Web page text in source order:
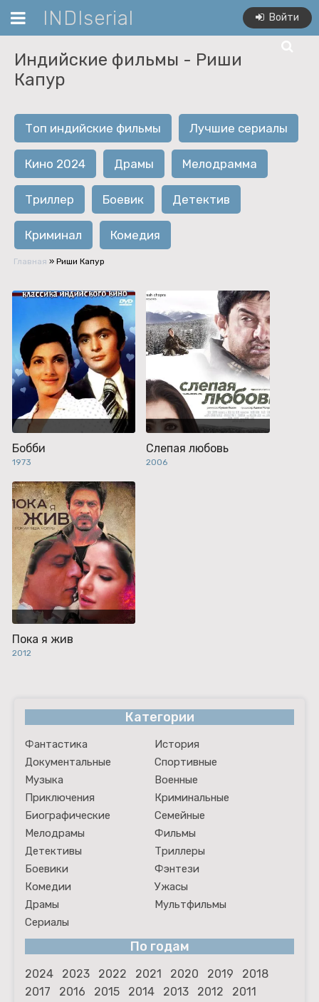
INDIserial Войти
Индийские фильмы - Риши
Капур
Топ индийские фильмы Лучшие сериалы
Кино 2024 Драмы Мелодрамма
Триллер Боевик Детектив
Криминал Комедия
Главная » Риши Капур
Бобби
1973
Слепая любовь
2006
Пока я жив
2012
Категории
Фантастика
История
Документальные
Спортивные
Музыка
Военные
Приключения
Криминальные
Биографические
Семейные
Мелодрамы
Фильмы
Детективы
Триллеры
Боевики
Фэнтези
Комедии
Ужасы
Драмы
Мультфильмы
Сериалы
По годам
2024 2023 2022 2021 2020 2019
2018
2017
2016 2015 2014 2013 2012
2011